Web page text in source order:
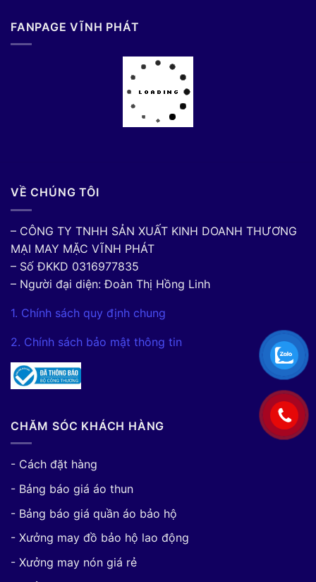
FANPAGE VĨNH PHÁT
VỀ CHÚNG TÔI
– CÔNG TY TNHH SẢN XUẤT KINH DOANH THƯƠNG
MẠI MAY MẶC VĨNH PHÁT
– Số ĐKKD 0316977835
– Người đại diện: Đoàn Thị Hồng Linh
1. Chính sách quy định chung
2. Chính sách bảo mật thông tin
CHĂM SÓC KHÁCH HÀNG
- Cách đặt hàng
- Bảng báo giá áo thun
- Bảng báo giá quần áo bảo hộ
- Xưởng may đồ bảo hộ lao động
- Xưởng may nón giá rẻ